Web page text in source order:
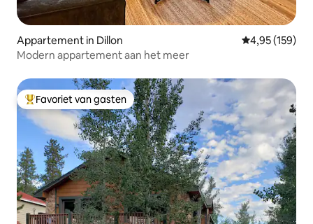
Appartement in Dillon Gemiddelde
4,95 (159)
Modern appartement aan het meer
Topfavoriet van gasten
Favoriet van gasten